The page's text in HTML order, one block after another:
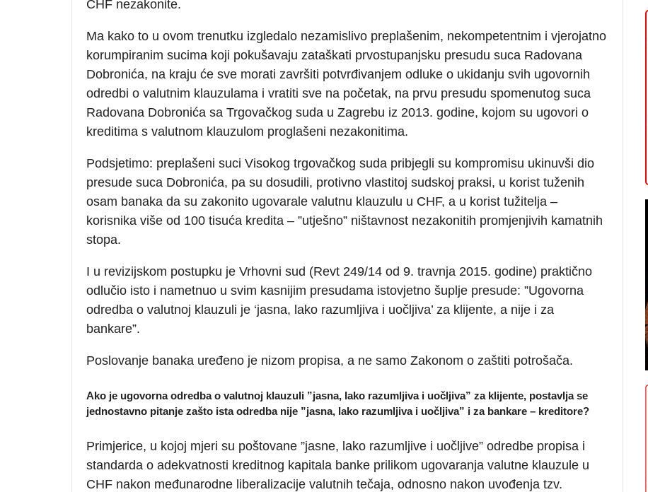
CHF nezakonite.
Ma kako to u ovom trenutku izgledalo nezamislivo preplašenim, nekompetentnim i vjerojatno
korumpiranim sucima koji pokušavaju zataškati prvostupanjsku presudu suca Radovana
Dobronića, na kraju će sve morati završiti potvrđivanjem odluke o ukidanju svih ugovornih
odredbi o valutnim klauzulama i vratiti sve na početak, na prvu presudu spomenutog suca
Radovana Dobronića sa Trgovačkog suda u Zagrebu iz 2013. godine, kojom su ugovori o
kreditima s valutnom klauzulom proglašeni nezakonitima.
Podsjetimo: preplašeni suci Visokog trgovačkog suda pribjegli su kompromisu ukinuvši dio
presude suca Dobronića, pa su dosudili, protivno vlastitoj sudskoj praksi, u korist tuženih
osam banaka da su zakonito ugovarale valutnu klauzulu u CHF, a u korist tužitelja –
korisnika više od 100 tisuća kredita – ”utješno” ništavnost nezakonitih promjenjivih kamatnih
stopa.
I u revizijskom postupku je Vrhovni sud (Revt 249/14 od 9. travnja 2015. godine) praktično
odlučio isto i nametnuo u svim kasnijim presudama istovjetno šuplje presude: ”Ugovorna
odredba o valutnoj klauzuli je ‘jasna, lako razumljiva i uočljiva’ za klijente, a nije i za
bankare”.
Poslovanje banaka uređeno je nizom propisa, a ne samo Zakonom o zaštiti potrošača.
Ako je ugovorna odredba o valutnoj klauzuli ”jasna, lako razumljiva i uočljiva” za klijente, postavlja se
jednostavno pitanje zašto ista odredba nije ”jasna, lako razumljiva i uočljiva” i za bankare – kreditore?
Primjerice, u kojoj mjeri su poštovane ”jasne, lako razumljive i uočljive” odredbe propisa i
standarda o adekvatnosti kreditnog kapitala banke prilikom ugovaranja valutne klauzule u
CHF nakon međunarodne liberalizacije valutnih tečaja, odnosno nakon uvođenja tzv.